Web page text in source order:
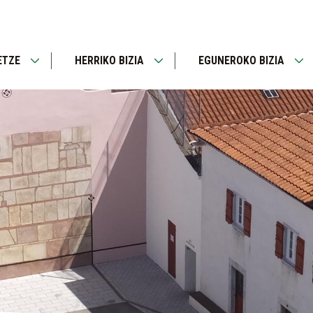
Open
HERRIKO BIZIA
Open
EGUNEROKO BIZIA
Open